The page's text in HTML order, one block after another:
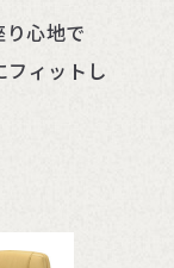
心地で
フィットし